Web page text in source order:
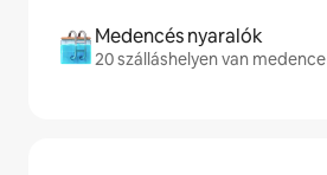
Medencés nyaralók
20 szálláshelyen van medence